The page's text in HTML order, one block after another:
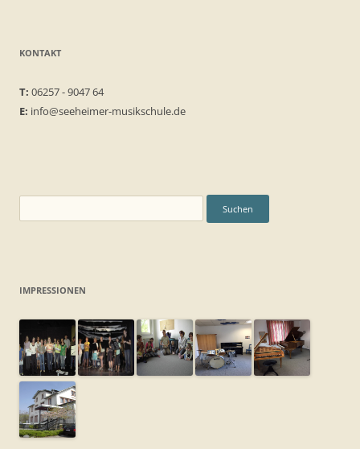
KONTAKT
T: 06257 - 9047 64
E: info@seeheimer-musikschule.de
IMPRESSIONEN